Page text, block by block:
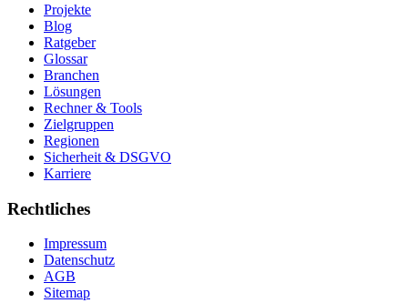
Projekte
Blog
Ratgeber
Glossar
Branchen
Lösungen
Rechner & Tools
Zielgruppen
Regionen
Sicherheit & DSGVO
Karriere
Rechtliches
Impressum
Datenschutz
AGB
Sitemap